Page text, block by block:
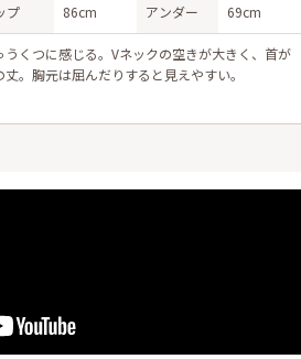
プ 86cm アンダー 69cm
くつに感じる。Vネックの空きが大きく、首が
。胸元は屈んだりすると見えやすい。